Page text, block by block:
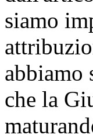
siamo
abbiamo
che la